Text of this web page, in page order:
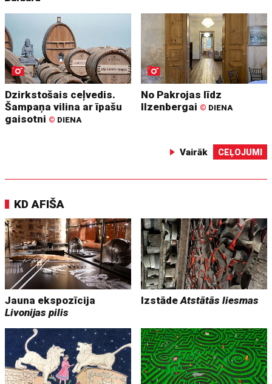
Dzirkstošais ceļvedis.
Šampaņa vilina ar īpašu
gaisotni © DIENA
No Pakrojas līdz
Ilzenbergai © DIENA
Vairāk CEĻOJUMI
KD AFIŠA
Jauna ekspozīcija
Livonijas pilis
IzstādeAtstātās liesmas